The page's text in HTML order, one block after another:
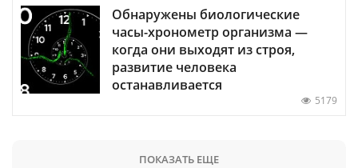
Обнаружены биологические
часы-хронометр организма —
когда они выходят из строя,
развитие человека
останавливается
5179
ПОКАЗАТЬ ЕЩЕ